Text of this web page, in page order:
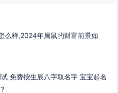
么样,2024年属鼠的财富前景如
免费按生辰八字取名字 宝宝起名